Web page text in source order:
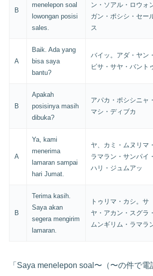
B
menelepon soal
lowongan posisi
sales.
ン・ソアル・ロウォ
ガン・ポシシ・セー
ス
A
Baik. Ada yang
bisa saya
bantu?
バイッ。アダ・ヤン・
ビサ・サヤ・バント
B
Apakah
posisinya masih
dibuka?
アパカ・ポシシニャ・
マシ・ディブカ
A
Ya, kami
menerima
lamaran sampai
hari Jumat.
ヤ、カミ・ムヌリマ・
ラマラン・サンパイ・
ハリ・ジュムアッ
B
Terima kasih.
Saya akan
segera mengirim
lamaran.
トゥリマ・カシ。サ
ヤ・アカン・スグラ・
ムンギリム・ラマラ
「Saya menelepon soal〜（〜の件で